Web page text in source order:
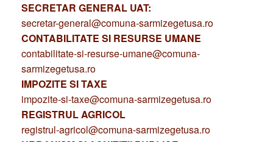
SECRETAR GENERAL UAT:
secretar-general@comuna-sarmizegetusa.ro
CONTABILITATE SI RESURSE UMANE
contabilitate-si-resurse-umane@comuna-
sarmizegetusa.ro
IMPOZITE SI TAXE
impozite-si-taxe@comuna-sarmizegetusa.ro
REGISTRUL AGRICOL
registrul-agricol@comuna-sarmizegetusa.ro